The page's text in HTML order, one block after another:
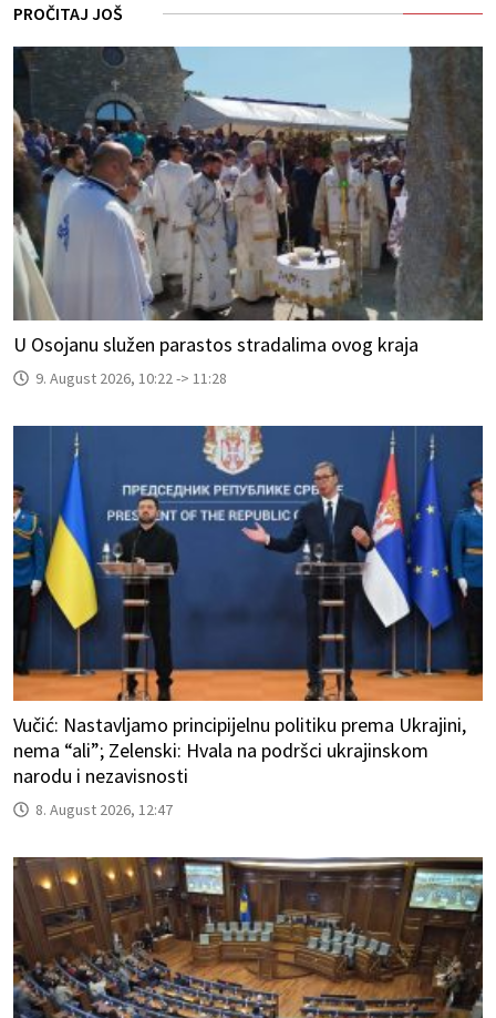
PROČITAJ JOŠ
U Osojanu služen parastos stradalima ovog kraja
9. August 2026, 10:22 -> 11:28
Vučić: Nastavljamo principijelnu politiku prema Ukrajini,
nema “ali”; Zelenski: Hvala na podršci ukrajinskom
narodu i nezavisnosti
8. August 2026, 12:47